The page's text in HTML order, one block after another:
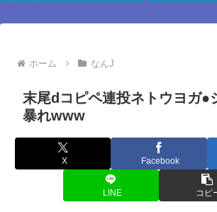
ホーム なんJ
末尾dコピペ連投ネトウヨガ●
暴れwww
X Facebook
LINE コピ